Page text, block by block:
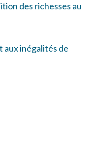
des richesses au
inégalités de